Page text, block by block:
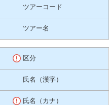
ツアーコード
ツアー名
区分
氏名（漢字）
氏名（カナ）